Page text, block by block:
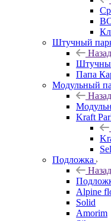
Штучный
Назад
Папа
Модульный
Назад
Kraft
Подложка
Назад
Alpine
Solid
Amorim